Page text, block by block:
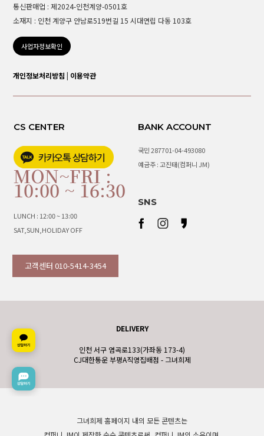
통신판매업 : 제2024-인천계양-0501호
소재지 : 인천 계양구 안남로519번길 15 시대연립 다동 103호
사업자정보확인
개인정보처리방침 | 이용약관
CS CENTER
MON~FRI :
10:00 ~ 16:30
LUNCH : 12:00 ~ 13:00
SAT,SUN,HOLIDAY OFF
고객센터 010-5414-3454
BANK ACCOUNT
국민 287701-04-493080
예금주 : 고진태(컴퍼니 JM)
SNS
DELIVERY
인천 서구 염곡로133(가좌동 173-4)
CJ대한통운 부평A직영집배점 - 그녀희제
그녀희제 홈페이지 내의 모든 콘텐츠는